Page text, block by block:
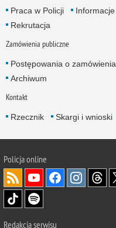
Praca w Policji Informacje
Rekrutacja
Zamówienia publiczne
Postępowania o zamówienia
Archiwum
Kontakt
Rzecznik Skargi i wnioski
Policjaonline
Redakcja serwisu